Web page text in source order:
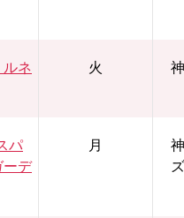
ネ
火
パ
デ
月